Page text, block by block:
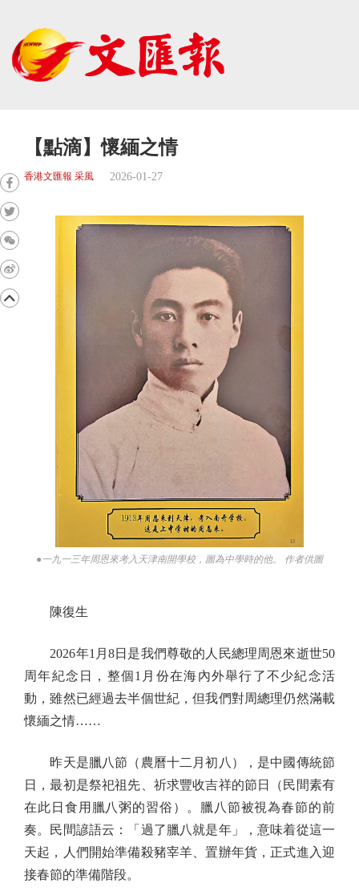
【點滴】懷緬之情
香港文匯報 采風 2026-01-27
●一九一三年周恩來考入天津南開學校，圖為中學時的他。 作者供圖
陳復生
2026年1月8日是我們尊敬的人民總理周恩來逝世50
周年紀念日，整個1月份在海內外舉行了不少紀念活
動，雖然已經過去半個世紀，但我們對周總理仍然滿載
懷緬之情……
昨天是臘八節（農曆十二月初八），是中國傳統節
日，最初是祭祀祖先、祈求豐收吉祥的節日（民間素有
在此日食用臘八粥的習俗）。臘八節被視為春節的前
奏。民間諺語云：「過了臘八就是年」，意味着從這一
天起，人們開始準備殺豬宰羊、置辦年貨，正式進入迎
接春節的準備階段。